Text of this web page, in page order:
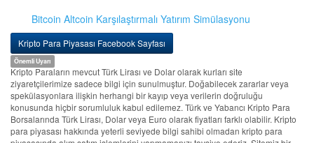
Bitcoin Altcoin Karşılaştırmalı Yatırım Simülasyonu
Kripto Para Piyasası Facebook Sayfası
Önemli Uyarı
Kripto Paraların mevcut Türk Lirası ve Dolar olarak kurları site
ziyaretçilerimize sadece bilgi için sunulmuştur. Doğabilecek zararlar veya
spekülasyonlara ilişkin herhangi bir kayıp veya verilerin doğruluğu
konusunda hiçbir sorumluluk kabul edilemez. Türk ve Yabancı Kripto Para
Borsalarında Türk Lirası, Dolar veya Euro olarak fiyatları farklı olabilir. Kripto
para piyasası hakkında yeterli seviyede bilgi sahibi olmadan kripto para